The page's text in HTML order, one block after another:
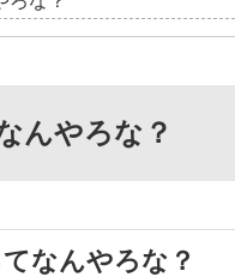
んやろな？
なんやろな？